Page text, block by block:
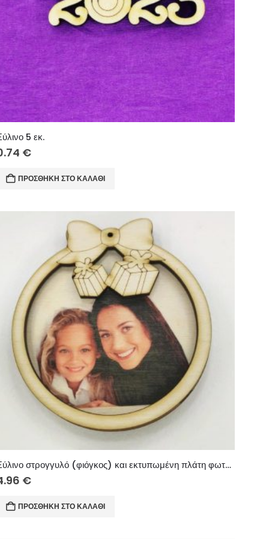
5 εκ.
€
ΠΡΟΣΘΉΚΗ ΣΤΟ ΚΑΛΆΘΙ
Ξύλινο στρογγυλό (φιόγκος) και εκτυπωμένη πλάτη φωτογραφία (της αρεσκείας σας) 10 εκ.
€
ΠΡΟΣΘΉΚΗ ΣΤΟ ΚΑΛΆΘΙ